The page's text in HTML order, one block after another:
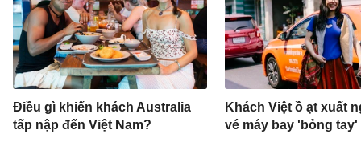
Điều gì khiến khách Australia
tấp nập đến Việt Nam?
Khách Việt ồ ạt xuất
vé máy bay 'bỏng tay'